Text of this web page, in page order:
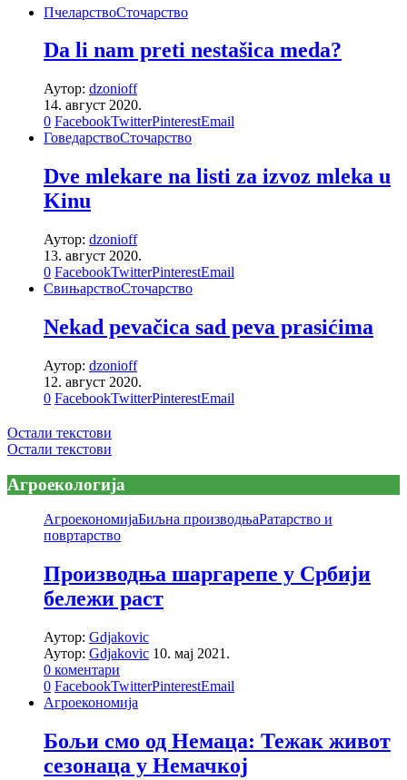
ПчеларствоСточарство
Da li nam preti nestašica meda?
Аутор: dzonioff
14. август 2020.
0 FacebookTwitterPinterestEmail
ГоведарствоСточарство
Dve mlekare na listi za izvoz mleka u
Kinu
Аутор: dzonioff
13. август 2020.
0 FacebookTwitterPinterestEmail
СвињарствоСточарство
Nekad pevačica sad peva prasićima
Аутор: dzonioff
12. август 2020.
0 FacebookTwitterPinterestEmail
Остали текстови
Остали текстови
Агроекологија
АгроекономијаБиљна производњаРатарство и
повртарство
Производња шаргарепе у Србији
бележи раст
Аутор: Gdjakovic
Аутор: Gdjakovic 10. мај 2021.
0 коментари
0 FacebookTwitterPinterestEmail
Агроекономија
Бољи смо од Немаца: Тежак живoт
сезонаца у Немачкој